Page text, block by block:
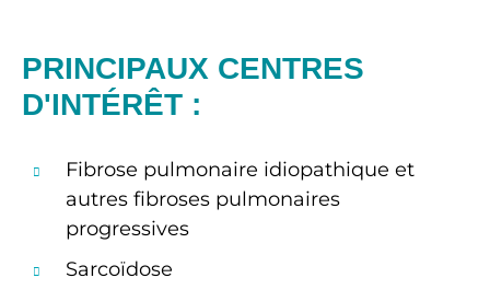
PRINCIPAUX CENTRES
D'INTÉRÊT :
Fibrose pulmonaire idiopathique et
autres fibroses pulmonaires
progressives
Sarcoïdose